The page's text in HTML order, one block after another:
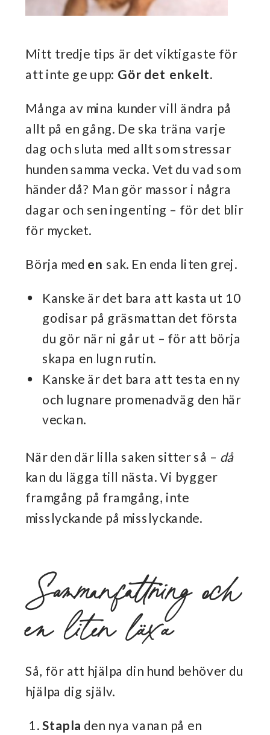
Mitt tredje tips är det viktigaste för
att inte ge upp: Gör det enkelt.
Många av mina kunder vill ändra på
allt på en gång. De ska träna varje
dag och sluta med allt som stressar
hunden samma vecka. Vet du vad som
händer då? Man gör massor i några
dagar och sen ingenting – för det blir
för mycket.
Börja med en sak. En enda liten grej.
Kanske är det bara att kasta ut 10
godisar på gräsmattan det första
du gör när ni går ut – för att börja
skapa en lugn rutin.
Kanske är det bara att testa en ny
och lugnare promenadväg den här
veckan.
När den där lilla saken sitter så – då
kan du lägga till nästa. Vi bygger
framgång på framgång, inte
misslyckande på misslyckande.
Sammanfattning och
en liten läxa
Så, för att hjälpa din hund behöver du
hjälpa dig själv.
Stapla den nya vanan på en